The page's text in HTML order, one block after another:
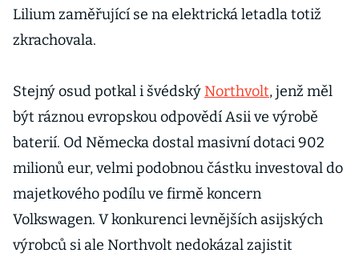
Lilium zaměřující se na elektrická letadla totiž
zkrachovala.
Stejný osud potkal i švédský Northvolt, jenž měl
být ráznou evropskou odpovědí Asii ve výrobě
baterií. Od Německa dostal masivní dotaci 902
milionů eur, velmi podobnou částku investoval do
majetkového podílu ve firmě koncern
Volkswagen. V konkurenci levnějších asijských
výrobců si ale Northvolt nedokázal zajistit